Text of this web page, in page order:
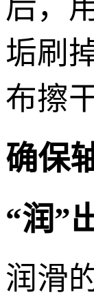
后，
垢刷
布擦
确保
“润”
润滑